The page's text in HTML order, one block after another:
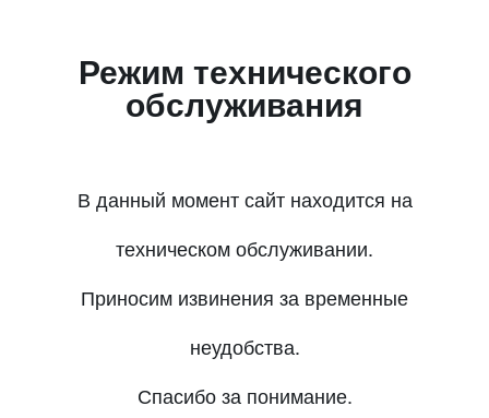
Режим технического
обслуживания
В данный момент сайт находится на
техническом обслуживании.
Приносим извинения за временные
неудобства.
Спасибо за понимание.